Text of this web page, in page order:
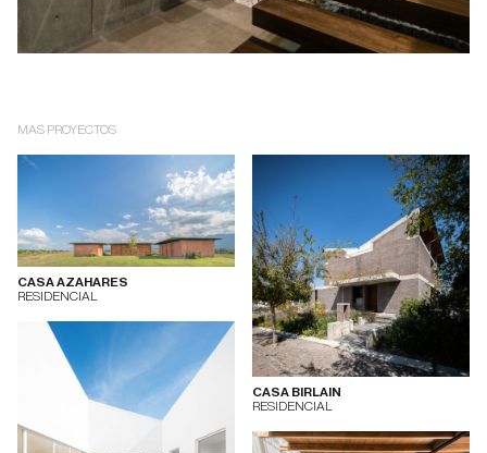
MAS PROYECTOS
CASA AZAHARES
RESIDENCIAL
CASA BIRLAIN
RESIDENCIAL